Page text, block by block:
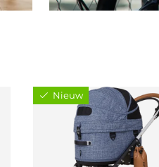
Nieuw